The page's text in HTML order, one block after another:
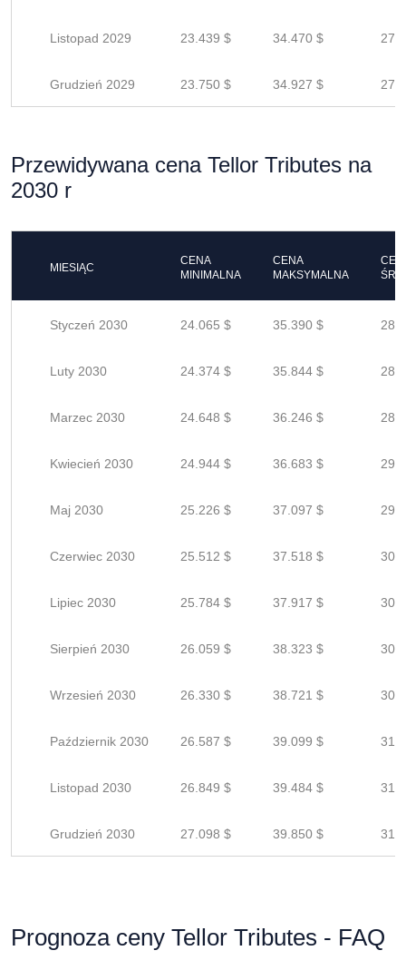
Listopad 2029 23.439 $ 34.470 $
Grudzień 2029 23.750 $ 34.927 $
Przewidywana cena Tellor Tributes na
2030 r
MIESIĄC
CENA
MINIMALNA
CENA
MAKSYMALNA
Styczeń 2030 24.065 $ 35.390 $
Luty 2030 24.374 $ 35.844 $
Marzec 2030 24.648 $ 36.246 $
Kwiecień 2030 24.944 $ 36.683 $
Maj 2030 25.226 $ 37.097 $
Czerwiec 2030 25.512 $ 37.518 $
Lipiec 2030 25.784 $ 37.917 $
Sierpień 2030 26.059 $ 38.323 $
Wrzesień 2030 26.330 $ 38.721 $
Październik 2030 26.587 $ 39.099 $
Listopad 2030 26.849 $ 39.484 $
Grudzień 2030 27.098 $ 39.850 $
Prognoza ceny Tellor Tributes - FAQ